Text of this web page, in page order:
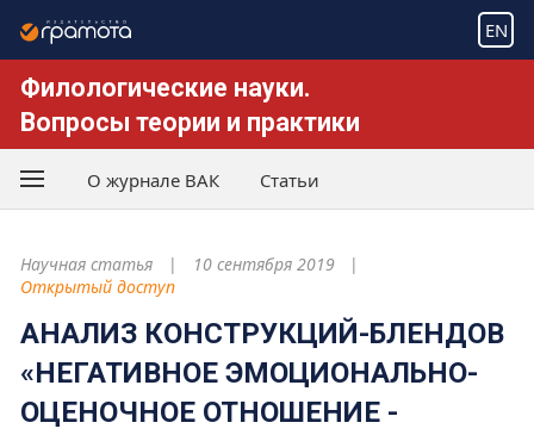
EN
Филологические науки.
Вопросы теории и практики
О журнале ВАК Статьи
Научная статья
10 сентября 2019
Открытый доступ
АНАЛИЗ КОНСТРУКЦИЙ-БЛЕНДОВ
«НЕГАТИВНОЕ ЭМОЦИОНАЛЬНО-
ОЦЕНОЧНОЕ ОТНОШЕНИЕ -